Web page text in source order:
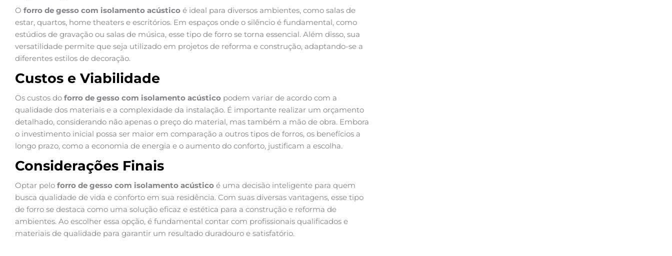
O forro de gesso com isolamento acústico é ideal para diversos ambientes, como salas de
estar, quartos, home theaters e escritórios. Em espaços onde o silêncio é fundamental, como
estúdios de gravação ou salas de música, esse tipo de forro se torna essencial. Além disso, sua
versatilidade permite que seja utilizado em projetos de reforma e construção, adaptando-se a
diferentes estilos de decoração.
Custos e Viabilidade
Os custos do forro de gesso com isolamento acústico podem variar de acordo com a
qualidade dos materiais e a complexidade da instalação. É importante realizar um orçamento
detalhado, considerando não apenas o preço do material, mas também a mão de obra. Embora
o investimento inicial possa ser maior em comparação a outros tipos de forros, os benefícios a
longo prazo, como a economia de energia e o aumento do conforto, justificam a escolha.
Considerações Finais
Optar pelo forro de gesso com isolamento acústico é uma decisão inteligente para quem
busca qualidade de vida e conforto em sua residência. Com suas diversas vantagens, esse tipo
de forro se destaca como uma solução eficaz e estética para a construção e reforma de
ambientes. Ao escolher essa opção, é fundamental contar com profissionais qualificados e
materiais de qualidade para garantir um resultado duradouro e satisfatório.